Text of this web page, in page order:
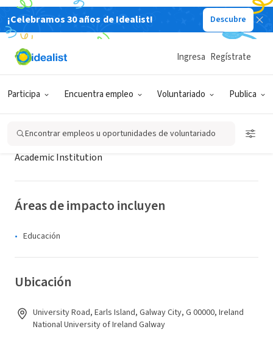
¡Celebramos 30 años de Idealist! Descubre
Participa Encuentra empleo Voluntariado Publica
Ingresa Regístrate
Encontrar empleos u oportunidades de voluntariado
ORGANIZACIÓN SIN FIN DE LUCRO
Irish Centre for Human Rights
Academic Institution
Áreas de impacto incluyen
Educación
Ubicación
University Road, Earls Island, Galway City, G 00000, Ireland
National University of Ireland Galway